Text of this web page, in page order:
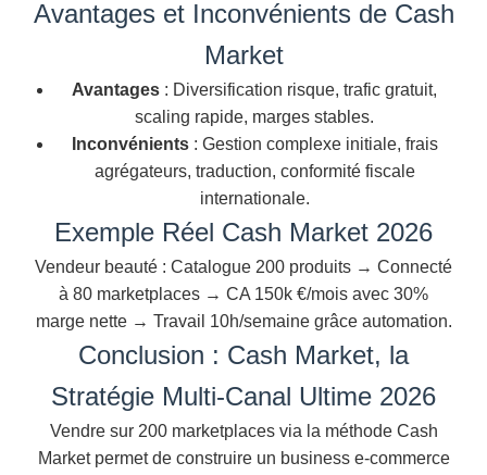
Avantages et Inconvénients de Cash
Market
Avantages : Diversification risque, trafic gratuit,
scaling rapide, marges stables.
Inconvénients: Gestion complexe initiale, frais
agrégateurs, traduction, conformité fiscale
internationale.
Exemple Réel Cash Market 2026
Vendeur beauté : Catalogue 200 produits → Connecté
à 80 marketplaces → CA 150k €/mois avec 30%
marge nette → Travail 10h/semaine grâce automation.
Conclusion : Cash Market, la
Stratégie Multi-Canal Ultime 2026
Vendre sur 200 marketplaces via la méthode Cash
Market permet de construire un business e-commerce